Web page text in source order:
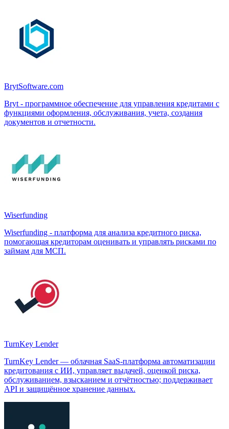
BrytSoftware.com
Bryt - программное обеспечение для управления кредитами с
функциями оформления, обслуживания, учета, создания
документов и отчетности.
Wiserfunding
Wiserfunding - платформа для анализа кредитного риска,
помогающая кредиторам оценивать и управлять рисками по
займам для МСП.
TurnKey Lender
TurnKey Lender — облачная SaaS-платформа автоматизации
кредитования с ИИ, управляет выдачей, оценкой риска,
обслуживанием, взысканием и отчётностью; поддерживает
API и защищённое хранение данных.